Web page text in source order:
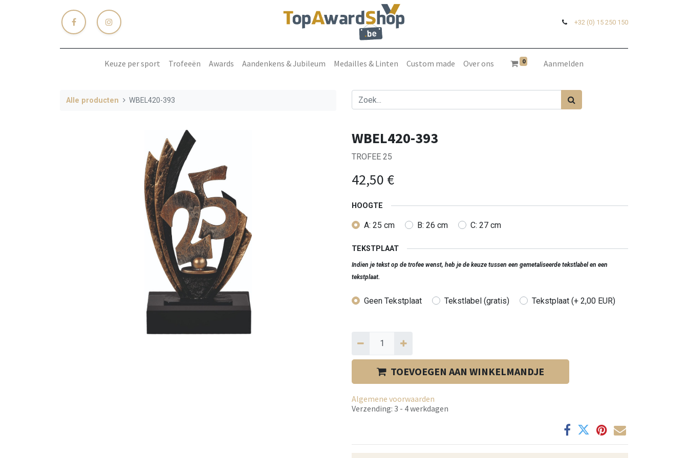
+32 (0) 15 250 150
Keuze per sport Trofeeën Awards Aandenkens & Jubileum Medailles & Linten Custom made Over ons 0 Aanmelden
Alle producten WBEL420-393
WBEL420-393
TROFEE 25
42,50 €
HOOGTE
A: 25 cm B: 26 cm C: 27 cm
TEKSTPLAAT
Indien je tekst op de trofee wenst, heb je de keuze tussen een gemetaliseerde tekstlabel en een
tekstplaat.
Geen Tekstplaat Tekstlabel (gratis) Tekstplaat (+ 2,00 EUR)
TOEVOEGEN AAN WINKELMANDJE
Algemene voorwaarden
Verzending: 3 - 4 werkdagen